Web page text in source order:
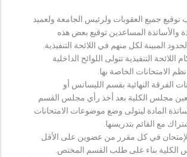
توقيع جميع العقوبات ولرئيس الجامعة ولعميد
والأساتذة المساعدين توقيع بعض هذه
المبينة لكل منهم في اللائحة التنفيذية.
اللائحة التنفيذية تتولى اللوائح الداخلية
الامتحانات الخاصة بها.
الفرقة النهائية بقسم الليسانس أو
مجلس الكلية بعد أخذ رأي مجلس القسم
المادة ليتولى وضع موضوعات الامتحانات
مع القائم بتدريسها.
في كل مقرر من عضوين على الأقل
الكلية بناء على طلب القسم المختص.